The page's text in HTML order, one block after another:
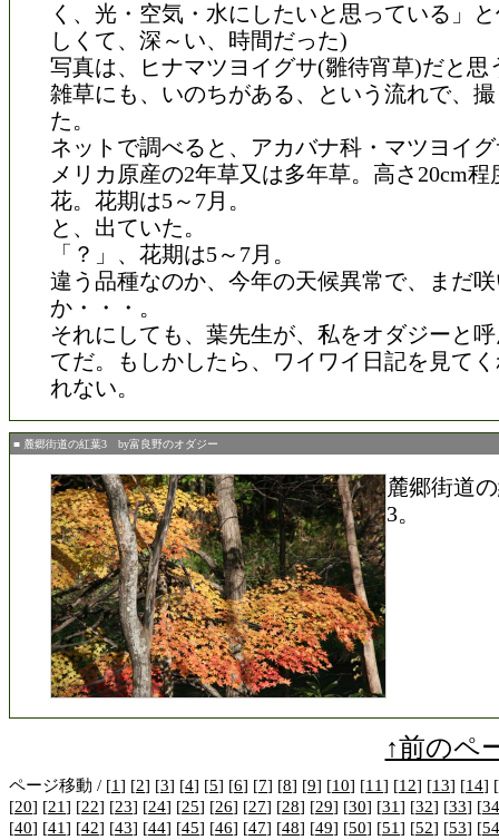
く、光・空気・水にしたいと思っている」
しくて、深～い、時間だった)
写真は、ヒナマツヨイグサ(雛待宵草)だと思
雑草にも、いのちがある、という流れで、
た。
ネットで調べると、アカバナ科・マツヨイ
メリカ原産の2年草又は多年草。高さ20cm
花。花期は5～7月。
と、出ていた。
「？」、花期は5～7月。
違う品種なのか、今年の天候異常で、まだ
か・・・。
それにしても、葉先生が、私をオダジーと
てだ。もしかしたら、ワイワイ日記を見て
れない。
■ 麓郷街道の紅葉3 by富良野のオダジー
麓郷街道
3。
↑前のペ
ページ移動 / [1] [2] [3] [4] [5] [6] [7] [8] [9] [10] [11] [12] [13] [14] [
[20] [21] [22] [23] [24] [25] [26] [27] [28] [29] [30] [31] [32] [33] [34
[40] [41] [42] [43] [44] [45] [46] [47] [48] [49] [50] [51] [52] [53] [54